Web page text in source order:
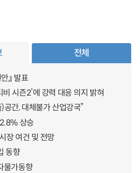
전체
』 발표
비 시즌2’에 강력 대응 의지 밝혀
간, 대체불가 산업강국”
상승
장 여건 및 전망
동향
물가동향